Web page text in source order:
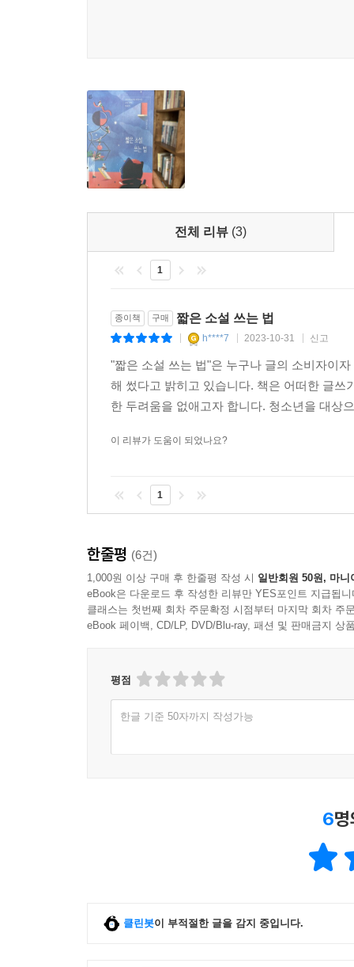
①번은 학원물이라는 것을 알 수 있습니다. ②번은
엇인지 정확하게 전달하고 있습니다.
--- 「나의 세계에 초대하는 법: 배경」 중에서
는 작업 중 하나이기도 합니다.
과학 지식이 필요한 경우도 있습니다. 뭔가 이상하
고막이 파열되면 소리를 들을 수 없죠.
--- 「모순과 오류를 발견하는 시간: 퇴고」 중에서
전체 리뷰 (3)
1
종이책 구매 짧은 소설 쓰는 법
h****7 2023-10-31 신고
"짧은 소설 쓰는 법"은 누구나 글의 소비자이
해 썼다고 밝히고 있습니다. 책은 어떠한 글
한 두려움을 없애고자 합니다. 청소년을 대상
이 리뷰가 도움이 되었나요?
1
한줄평 (6건)
1,000원 이상 구매 후 한줄평 작성 시 일반회원 50원, 마니
eBook은 다운로드 후 작성한 리뷰만 YES포인트 지급됩니
클래스는 첫번째 회차 주문확정 시점부터 마지막 회차 주
eBook 페이백, CD/LP, DVD/Blu-ray, 패션 및 판매금지 상
평점
한글 기준 50자까지 작성가능
6
클린봇이 부적절한 글을 감지 중입니다.